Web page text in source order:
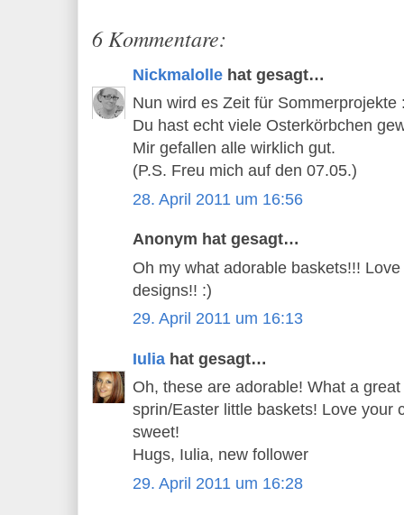
6 Kommentare:
Nickmalolle hat gesagt…
Nun wird es Zeit für Sommerprojekte
Du hast echt viele Osterkörbchen
Mir gefallen alle wirklich gut.
(P.S. Freu mich auf den 07.05.)
28. April 2011 um 16:56
Anonym hat gesagt…
Oh my what adorable baskets!!!
designs!! :)
29. April 2011 um 16:13
Iulia hat gesagt…
Oh, these are adorable! What a
sprin/Easter little baskets! Love your
sweet!
Hugs, Iulia, new follower
29. April 2011 um 16:28